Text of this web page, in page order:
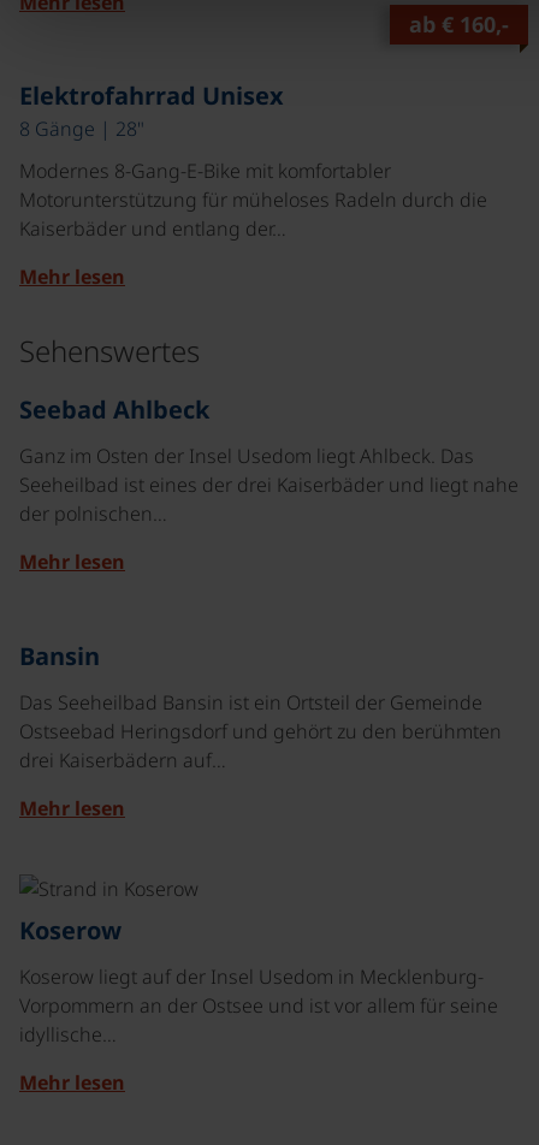
ab € 160,-
Elektrofahrrad Unisex
8 Gänge | 28"
Modernes 8-Gang-E-Bike mit komfortabler
Motorunterstützung für müheloses Radeln durch die
Kaiserbäder und entlang der…
Mehr lesen
Sehenswertes
Seebad Ahlbeck
Ganz im Osten der Insel Usedom liegt Ahlbeck. Das
Seeheilbad ist eines der drei Kaiserbäder und liegt nahe
der polnischen…
Mehr lesen
Bansin
Das Seeheilbad Bansin ist ein Ortsteil der Gemeinde
Ostseebad Heringsdorf und gehört zu den berühmten
drei Kaiserbädern auf…
Mehr lesen
Koserow
Koserow liegt auf der Insel Usedom in Mecklenburg-
Vorpommern an der Ostsee und ist vor allem für seine
idyllische…
Mehr lesen